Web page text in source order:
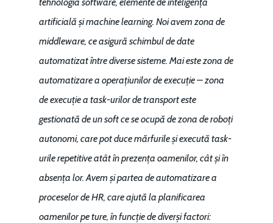
artificială și machine learning. Noi avem zona de
middleware, ce asigură schimbul de date
automatizat între diverse sisteme. Mai este zona de
automatizare a operațiunilor de execuție – zona
de execuție a task-urilor de transport este
gestionată de un soft ce se ocupă de zona de roboți
autonomi, care pot duce mărfurile și execută task-
urile repetitive atât în prezența oamenilor, cât și în
absența lor. Avem și partea de automatizare a
proceselor de HR, care ajută la planificarea
oamenilor pe ture, în funcție de diverși factori:
predictibilitate,
concurenţă.
Soluții de
IMM
Rolul băncilor în
IMM
Redresare vs.
Politici Europene în
Economie
Video Forum Marea
Piața gazelor naturale:
predictibilitate,
concurență.
Burse pentru
Contact
Daniel Apostol
Email: